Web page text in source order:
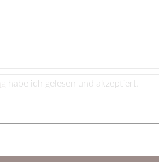
habe ich gelesen und akzeptiert.